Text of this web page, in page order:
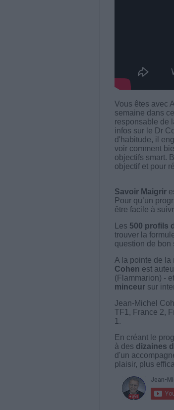
Vous êtes avec
semaine dans
responsable de
infos sur le Dr
d'habitude, il
voir comment
objectifs smart.
objectif et pour
Savoir Maigrir
Pour qu’un
être facile à
Les 500 profils
trouver la
question de bon
A la pointe de la
Cohen est
(Flammarion) -
minceursur
Jean-Michel
TF1, France 2,
1.
En créant le
à des dizaines
d'un
plaisir, plus